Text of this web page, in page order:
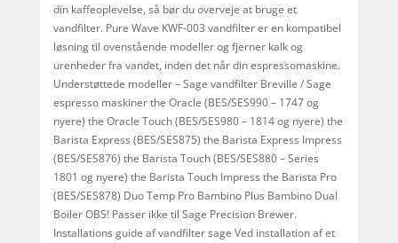
din kaffeoplevelse, så bør du overveje at bruge et
vandfilter. Pure Wave KWF-003 vandfilter er en kompatibel
løsning til ovenstående modeller og fjerner kalk og
urenheder fra vandet, inden det når din espressomaskine.
Understøttede modeller – Sage vandfilter Breville / Sage
espresso maskiner the Oracle (BES/SES990 – 1747 og
nyere) the Oracle Touch (BES/SES980 – 1814 og nyere) the
Barista Express (BES/SES875) the Barista Express Impress
(BES/SES876) the Barista Touch (BES/SES880 – Series
1801 og nyere) the Barista Touch Impress the Barista Pro
(BES/SES878) Duo Temp Pro Bambino Plus Bambino Dual
Boiler OBS! Passer ikke til Sage Precision Brewer.
Installations guide af vandfilter sage Ved installation af et